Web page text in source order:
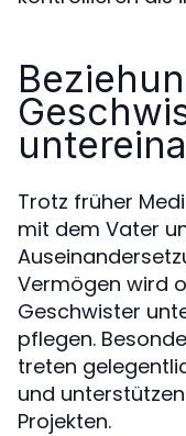
Trotz früher
mit dem Vater
Vermögen wird
Geschwister
pflegen.
treten
und
Projekten.